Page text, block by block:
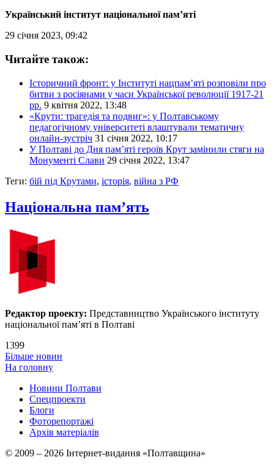
Український інститут національної пам’яті
29 січня 2023, 09:42
Читайте також:
Історичний фронт: у Інституті нацпам’яті розповіли про
битви з росіянами у часи Української революції 1917-21
рр. 9 квітня 2022, 13:48
«Крути: трагедія та подвиг»: у Полтавському
педагогічному університеті влаштували тематичну
онлайн-зустріч 31 січня 2022, 10:17
У Полтаві до Дня пам’яті героїв Крут замінили стяги на
Монументі Слави 29 січня 2022, 13:47
Теги: бій під Крутами, історія, війна з РФ
Національна пам’ять
Редактор проекту: Представництво Українського інституту
національної пам’яті в Полтаві
1399
Більше новин
На головну
Новини Полтави
Спецпроекти
Блоги
Фоторепортажі
Архів матеріалів
© 2009 – 2026 Інтернет-видання «Полтавщина»